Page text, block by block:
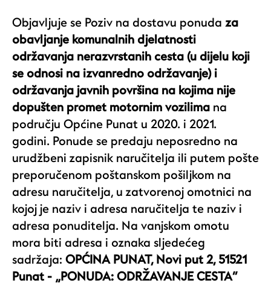
Objavljuje se Poziv na dostavu ponuda za ​
obavljanje komunalnih djelatnosti
održavanja nerazvrstanih cesta (u dijelu koji
se odnosi na izvanredno održavanje) i
održavanja javnih površina na kojima nije
dopušten promet motornim vozilima na
području Općine Punat u 2020. i 2021.
godini. Ponude se predaju neposredno na
urudžbeni zapisnik naručitelja ili putem pošte
preporučenom poštanskom pošiljkom na
adresu naručitelja, u zatvorenoj omotnici na
kojoj je naziv i adresa naručitelja te naziv i
adresa ponuditelja. Na vanjskom omotu
mora biti adresa i oznaka sljedećeg
sadržaja: OPĆINA PUNAT, Novi put 2, 51521
Punat - „PONUDA: ODRŽAVANJE CESTA“